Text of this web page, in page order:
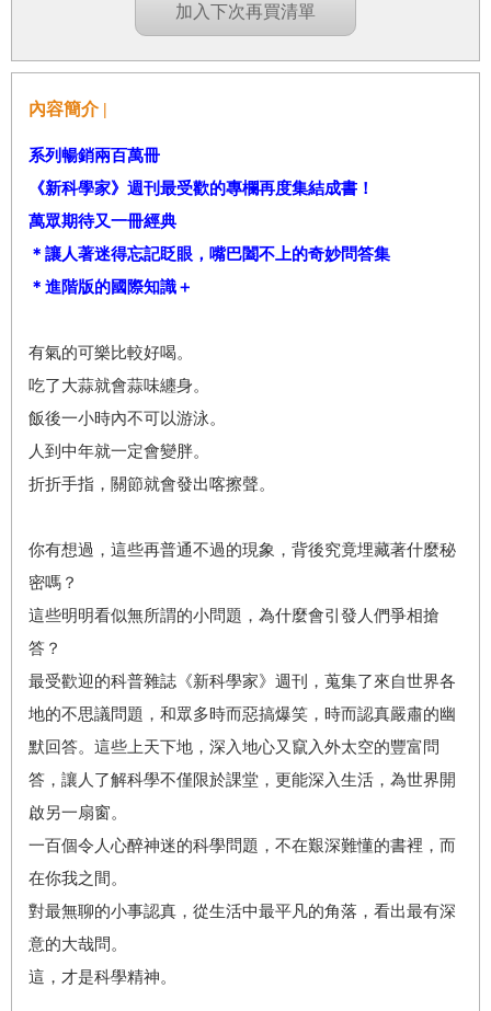
加入下次再買清單
內容簡介 |
系列暢銷兩百萬冊
《新科學家》週刊最受歡的專欄再度集結成書！
萬眾期待又一冊經典
＊讓人著迷得忘記眨眼，嘴巴闔不上的奇妙問答集
＊進階版的國際知識＋
有氣的可樂比較好喝。
吃了大蒜就會蒜味纏身。
飯後一小時內不可以游泳。
人到中年就一定會變胖。
折折手指，關節就會發出喀擦聲。
你有想過，這些再普通不過的現象，背後究竟埋藏著什麼秘
密嗎？
這些明明看似無所謂的小問題，為什麼會引發人們爭相搶
答？
最受歡迎的科普雜誌《新科學家》週刊，蒐集了來自世界各
地的不思議問題，和眾多時而惡搞爆笑，時而認真嚴肅的幽
默回答。這些上天下地，深入地心又竄入外太空的豐富問
答，讓人了解科學不僅限於課堂，更能深入生活，為世界開
啟另一扇窗。
一百個令人心醉神迷的科學問題，不在艱深難懂的書裡，而
在你我之間。
對最無聊的小事認真，從生活中最平凡的角落，看出最有深
意的大哉問。
這，才是科學精神。